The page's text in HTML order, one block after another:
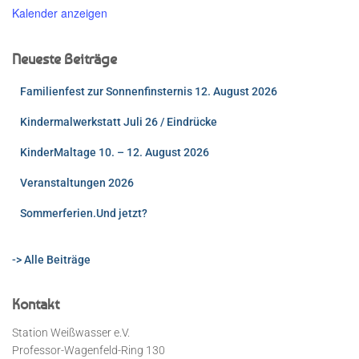
Kalender anzeigen
Neueste Beiträge
Familienfest zur Sonnenfinsternis 12. August 2026
Kindermalwerkstatt Juli 26 / Eindrücke
KinderMaltage 10. – 12. August 2026
Veranstaltungen 2026
Sommerferien.Und jetzt?
-> Alle Beiträge
Kontakt
Station Weißwasser e.V.
Professor-Wagenfeld-Ring 130